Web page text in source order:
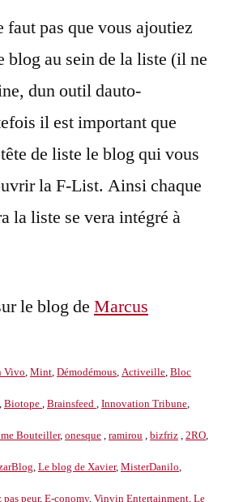
faut pas que vous ajoutiez
blog au sein de la liste (il ne
dun outil dauto-
il est important que
de liste le blog qui vous
la F-List. Ainsi chaque
la liste se vera intégré à
le blog de Marcus
Vivo,Mint,Démodémous,Activeille,Bloc
,Biotope,Brainsfeed,Innovation Tribune,
Bouteiller,onesque,ramirou,bizfriz,2RO,
,Le blog de Xavier,MisterDanilo,
pas peur,E-conomy,Vinvin Entertainment,Le